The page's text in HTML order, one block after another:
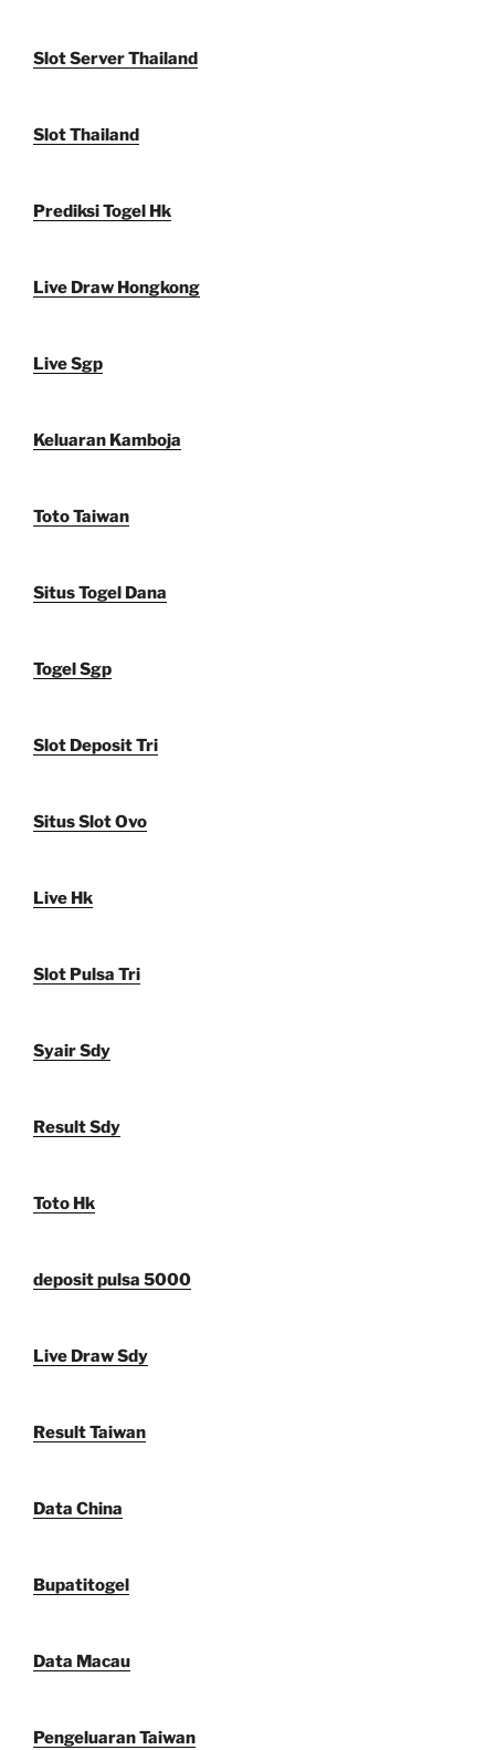
Slot Server Thailand
Slot Thailand
Prediksi Togel Hk
Live Draw Hongkong
Live Sgp
Keluaran Kamboja
Toto Taiwan
Situs Togel Dana
Togel Sgp
Slot Deposit Tri
Situs Slot Ovo
Live Hk
Slot Pulsa Tri
Syair Sdy
Result Sdy
Toto Hk
deposit pulsa 5000
Live Draw Sdy
Result Taiwan
Data China
Bupatitogel
Data Macau
Pengeluaran Taiwan